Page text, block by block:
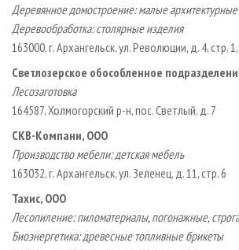
Деревянное домостроение: малые
Деревообработка: столярные изделия
163000, г. Архангельск, ул. Революции, д. 4, стр. 1,
Светлозерское обособленное
Лесозаготовка
164587, Холмогорский р-н, пос. Светлый, д. 7
СКВ-Компани, ООО
Производство мебели: детская мебель
163032, г. Архангельск, ул. Зеленец, д. 11, стр. 6
Тахис, ООО
Лесопиление: пиломатериалы, погонажные,
Биоэнергетика: древесные топливные брикеты